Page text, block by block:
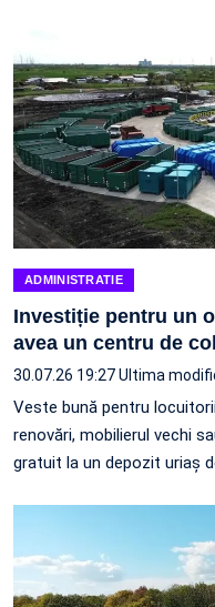
ADMINISTRATIE
Investiție pentru un
avea un centru de
30.07.26 19:27Ultima
Veste bună pentru
renovări, mobilierul vechi
gratuit la un depozit uriaș